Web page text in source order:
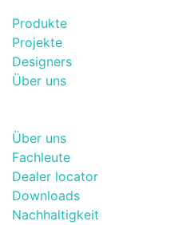
Produkte
Projekte
Designers
Über uns
Über uns
Fachleute
Dealer locator
Downloads
Nachhaltigkeit